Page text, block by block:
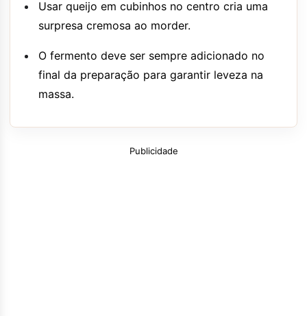
Usar queijo em cubinhos no centro cria uma
surpresa cremosa ao morder.
O fermento deve ser sempre adicionado no
final da preparação para garantir leveza na
massa.
Publicidade